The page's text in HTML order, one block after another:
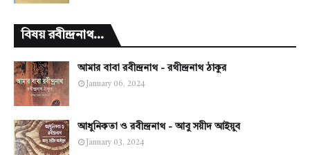
বিষয় রবীন্দ্রনাথ...
আমার বাবা রবীন্দ্রনাথ - রথীন্দ্রনাথ ঠাকুর
January 06, 2024
আধুনিকতা ও রবীন্দ্রনাথ - আবু সয়ীদ আইয়ুব
January 03, 2024